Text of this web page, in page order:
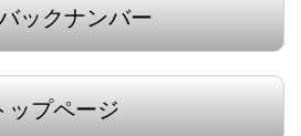
ックナンバー
ップページ